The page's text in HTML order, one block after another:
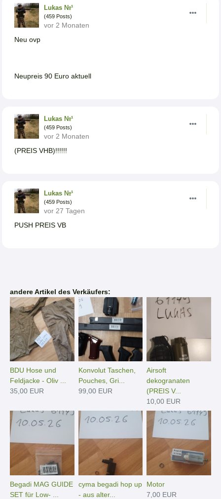
Lukas №¹
(459 Posts)
vor 2 Monaten
Neu ovp
Neupreis 90 Euro aktuell
Lukas №¹
(459 Posts)
vor 2 Monaten
(PREIS VHB)!!!!!!
Lukas №¹
(459 Posts)
vor 27 Tagen
PUSH PREIS VB
andere Artikel des Verkäufers:
BDU Hose und
Feldjacke - Oliv ...
35,00 EUR
Konvolut Taschen,
Pouches, Gri...
99,00 EUR
Airsoft
dekogranaten
(PREIS V...
10,00 EUR
Begadi MAG GUIDE
SET für Low- ...
cyma begadi hop up
- aus alter...
Motor
7,00 EUR